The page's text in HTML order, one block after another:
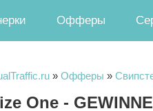
Офферы
» Офферы »
One -